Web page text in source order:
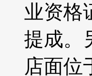
业资格
提成。
店面位